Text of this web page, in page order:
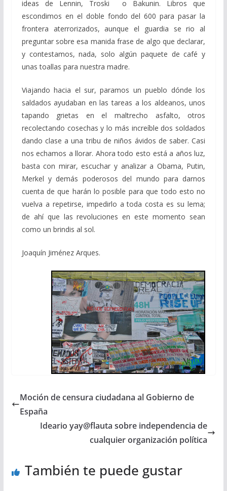
ideas de Lennin, Troski o Bakunin. Libros que
escondimos en el doble fondo del 600 para pasar la
frontera aterrorizados, aunque el guardia se rio al
preguntar sobre esa manida frase de algo que declarar,
y contestamos, nada, solo algún paquete de café y
unas toallas para nuestra madre.
Viajando hacia el sur, paramos un pueblo dónde los
saldados ayudaban en las tareas a los aldeanos, unos
tapando grietas en el maltrecho asfalto, otros
recolectando cosechas y lo más increíble dos soldados
dando clase a una tribu de niños ávidos de saber. Casi
nos echamos a llorar. Ahora todo esto está a años luz,
basta con mirar, escuchar y analizar a Obama, Putin,
Merkel y demás poderosos del mundo para darnos
cuenta de que harán lo posible para que todo esto no
vuelva a repetirse, impedirlo a toda costa es su lema;
de ahí que las revoluciones en este momento sean
como un brindis al sol.
Joaquín Jiménez Arques.
Moción de censura ciudadana al Gobierno de
España
Ideario yay@flauta sobre independencia de
cualquier organización política
También te puede gustar